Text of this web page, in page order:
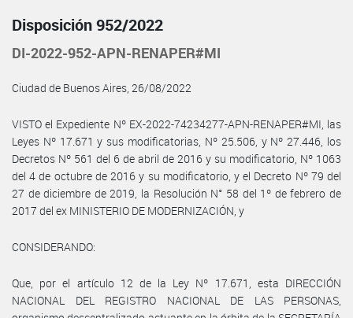
Disposición 952/2022
DI-2022-952-APN-RENAPER#MI
Ciudad de Buenos Aires, 26/08/2022
VISTO el Expediente Nº EX-2022-74234277-APN-RENAPER#MI, las
Leyes Nº 17.671 y sus modificatorias, Nº 25.506, y Nº 27.446, los
Decretos Nº 561 del 6 de abril de 2016 y su modificatorio, Nº 1063
del 4 de octubre de 2016 y su modificatorio, y el Decreto Nº 79 del
27 de diciembre de 2019, la Resolución N° 58 del 1º de febrero de
2017 del ex MINISTERIO DE MODERNIZACIÓN, y
CONSIDERANDO:
Que, por el artículo 12 de la Ley Nº 17.671, esta DIRECCIÓN
NACIONAL DEL REGISTRO NACIONAL DE LAS PERSONAS,